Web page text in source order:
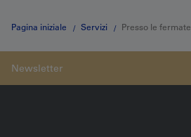
Pagina iniziale Servizi Presso le fermate